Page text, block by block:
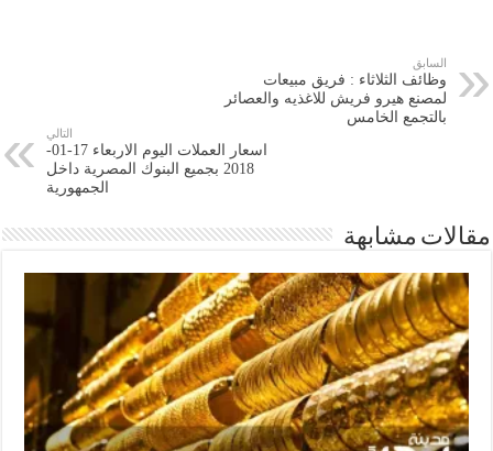
السابق
وظائف الثلاثاء : فريق مبيعات
لمصنع هيرو فريش للاغذيه والعصائر
بالتجمع الخامس
التالي
اسعار العملات اليوم الاربعاء 17-01-
2018 بجميع البنوك المصرية داخل
الجمهورية
مقالات مشابهة